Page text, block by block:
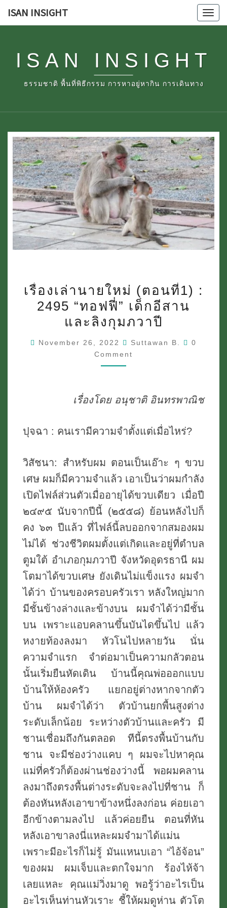
Skip
to
ISAN INSIGHT
ISAN INSIGHT
ธรรมชาติ พื้นที่พิธีกรรม การหาอยู่หากิน การเดินทาง
เล่า
นาย
ใหม่
(ตอน
“ทอฟฟี่”
เด็ก
และ
ลิง
กุมภวาปี
เรื่องเล่านายใหม่ (ตอนที่1) :
2495 “ทอฟฟี่” เด็กอีสาน
และลิงกุมภวาปี
November 26, 2022 Suttawan B.
0
Comment
เรื่องโดย อนุชาติ อินทรพาณิช
ปุจฉา : คนเรามีความจำตั้งแต่เมื่อไหร่?
วิสัชนา: สำหรับผม ตอนเป็นเอ๊าะ ๆ ขวบ
เศษ ผมก็มีความจำแล้ว เอาเป็นว่าผมกำลัง
เปิดไฟล์ส่วนตัวเมื่ออายุได้ขวบเดียว เมื่อปี
๒๔๙๕ นับจากปีนี้ (๒๕๕๘) ย้อนหลังไปก็
คง ๖๓ ปีแล้ว ที่ไฟล์นี้ลบออกจากสมองผม
ไม่ได้ ช่วงชีวิตผมตั้งแต่เกิดและอยู่ที่ตำบล
ตูมใต้ อำเภอกุมภวาปี จังหวัดอุดรธานี ผม
โตมาได้ขวบเศษ ยังเดินไม่แข็งแรง ผมจำ
ได้ว่า บ้านของครอบครัวเรา หลังใหญ่มาก
มีชั้นข้างล่างและข้างบน ผมจำได้ว่ามีชั้น
บน เพราะแอบคลานขึ้นบันไดขึ้นไป แล้ว
หงายท้องลงมา หัวโนไปหลายวัน นั่น
ความจำแรก จำต่อมาเป็นความกลัวตอน
นั้นเริ่มยืนหัดเดิน บ้านนี้คุณพ่อออกแบบ
บ้านให้ห้องครัว แยกอยู่ต่างหากจากตัว
บ้าน ผมจำได้ว่า ตัวบ้านยกพื้นสูงต่าง
ระดับเล็กน้อย ระหว่างตัวบ้านและครัว มี
ชานเชื่อมถึงกันตลอด ทีนี้ตรงพื้นบ้านกับ
ชาน จะมีช่องว่างแคบ ๆ ผมจะไปหาคุณ
แม่ที่ครัวก็ต้องผ่านช่องว่างนี้ พอผมคลาน
ลงมาถึงตรงพื้นต่างระดับจะลงไปที่ชาน ก็
ต้องหันหลังเอาขาข้างหนึ่งลงก่อน ค่อยเอา
อีกข้างตามลงไป แล้วค่อยยืน ตอนที่หัน
หลังเอาขาลงนี่แหละผมจำมาได้แม่น
เพราะมีอะไรก็ไม่รู้ มันแหนบเอา “ไอ้จ้อน”
ของผม ผมเจ็บและตกใจมาก ร้องไห้จ้า
เลยแหละ คุณแม่วิ่งมาดู พอรู้ว่าอะไรเป็น
อะไรเห็นท่านหัวเราะ ชี้ให้ผมดูห่าน ตัวโต